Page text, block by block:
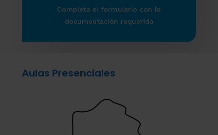
Completa el formulario con la
documentación requerida
Aulas Presenciales